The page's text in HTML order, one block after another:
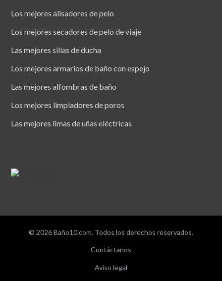
Los mejores alisadores de pelo
Los mejores secadores de pelo de viaje
Las mejores sillas de ducha
Los mejores armarios de baño con espejo
Las mejores alfombras de baño
Los mejores limpiadores de poros
Las mejores limas de uñas eléctricas
© 2026 Baño10.com. Todos los derechos reservados.
Contáctanos
Aviso legal